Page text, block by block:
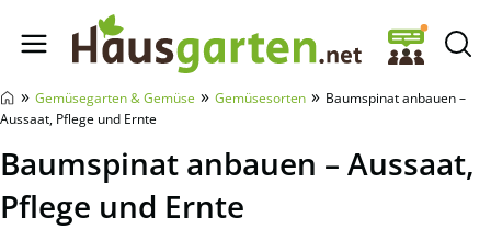
Hausgarten.net
» Gemüsegarten & Gemüse » Gemüsesorten » Baumspinat anbauen –
Aussaat, Pflege und Ernte
Baumspinat anbauen – Aussaat,
Pflege und Ernte